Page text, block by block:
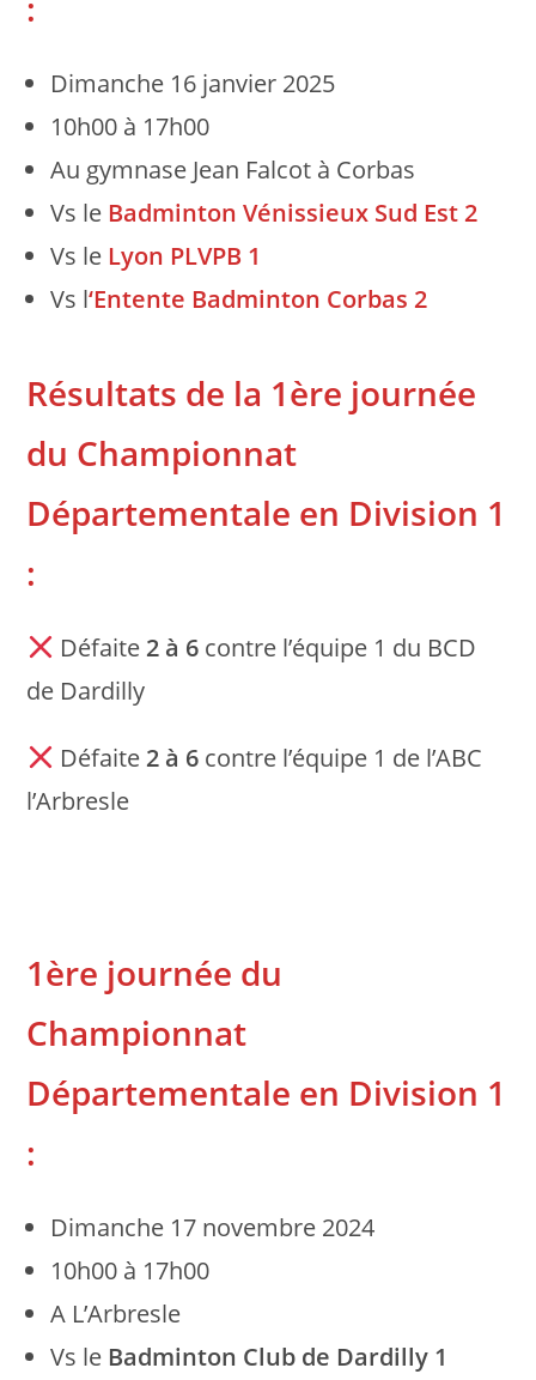
Dimanche 16 janvier 2025
10h00 à 17h00
Au gymnase Jean Falcot à Corbas
Vs le Badminton Vénissieux Sud Est 2
Vs le Lyon PLVPB 1
Vs l‘Entente Badminton Corbas 2
Résultats de la 1ère journée
du Championnat
Départementale en Division 1
:
Défaite 2 à 6 contre l’équipe 1 du BCD
de Dardilly
Défaite 2 à 6 contre l’équipe 1 de l’ABC
l’Arbresle
1ère journée du
Championnat
Départementale en Division 1
:
Dimanche 17 novembre 2024
10h00 à 17h00
A L’Arbresle
Vs le Badminton Club de Dardilly 1